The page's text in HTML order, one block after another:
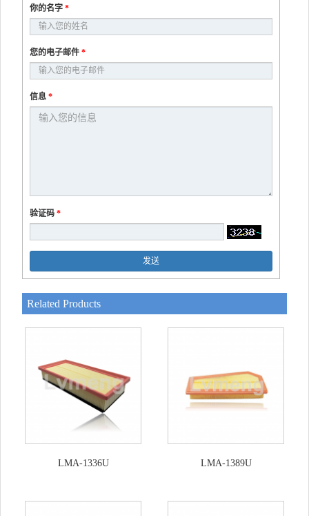
你的名字 *
您的电子邮件 *
信息 *
验证码 *
发送
Related Products
LMA-1336U LMA-1389U